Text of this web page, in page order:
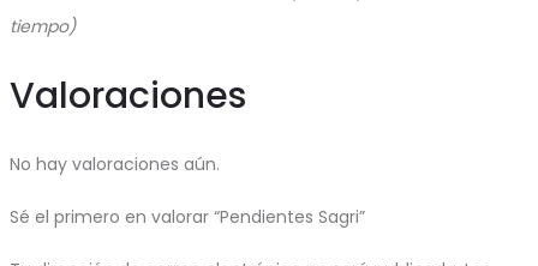
tiempo)
Valoraciones
No hay valoraciones aún.
Sé el primero en valorar “Pendientes Sagri”